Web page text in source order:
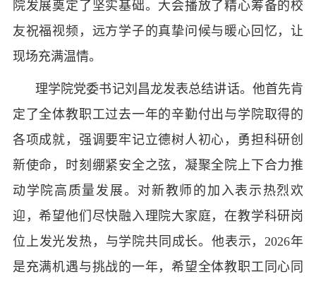
院发展奠定了坚实基础。大会播放了精心筹备的校
友祝福视频，远方学子的真挚问候与暖心回忆，让
现场充满温情。
理学院党委书记刘昌龙发表总结讲话。他首先肯
定了全体教职工过去一年的辛勤付出与学院取得的
各项成就，强调要牢记立德树人初心，勇担科研创
新使命，时刻绷紧安全之弦，凝聚全院上下合力推
动学院高质量发展。对新教师的加入表示热烈欢
迎，希望他们尽快融入理院大家庭，在教学科研岗
位上发光发热，与学院共同成长。他表示，2026年
是充满机遇与挑战的一年，希望全体教职工同心同